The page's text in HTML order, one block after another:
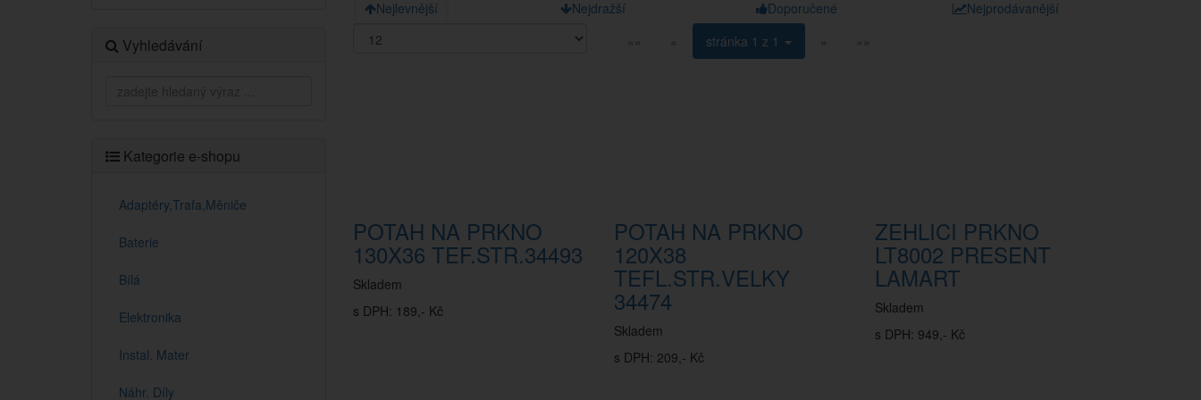
Vyhledávání
Kategorie e-shopu
Adaptéry,Trafa,Měniče
Baterie
Bílá
Elektronika
Instal. Mater
Náhr. Díly
Nejlevnější Nejdražší Doporučené
Nejprodávanější
««
« stránka 1 z 1 » »»
POTAH NA PRKNO
130X36 TEF.STR.34493
Skladem
s DPH: 189,- Kč
POTAH NA PRKNO
120X38
TEFL.STR.VELKY
34474
Skladem
s DPH: 209,- Kč
ZEHLICI PRKNO
LT8002 PRESENT
LAMART
Skladem
s DPH: 949,- Kč